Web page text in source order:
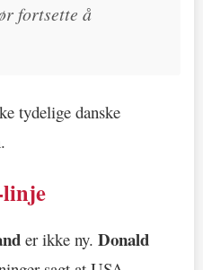
fortsette å
tydelige danske
er ikke ny. Donald